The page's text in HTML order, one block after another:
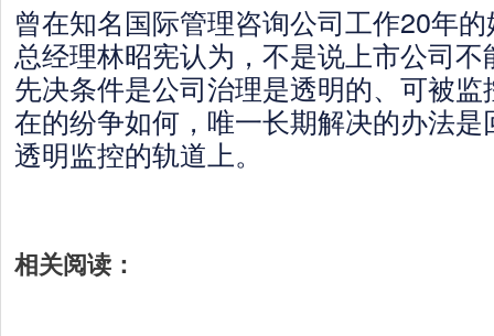
曾在知名国际管理咨询公司工作20年
总经理林昭宪认为，不是说上市公司
先决条件是公司治理是透明的、可被
在的纷争如何，唯一长期解决的办法
透明监控的轨道上。
相关阅读：